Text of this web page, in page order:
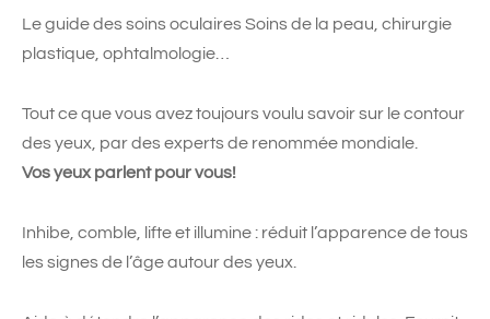
Le guide des soins oculaires Soins de la peau, chirurgie
plastique, ophtalmologie…
Tout ce que vous avez toujours voulu savoir sur le contour
des yeux, par des experts de renommée mondiale.
Vos yeux parlent pour vous!
Inhibe, comble, lifte et illumine : réduit l’apparence de tous
les signes de l’âge autour des yeux.